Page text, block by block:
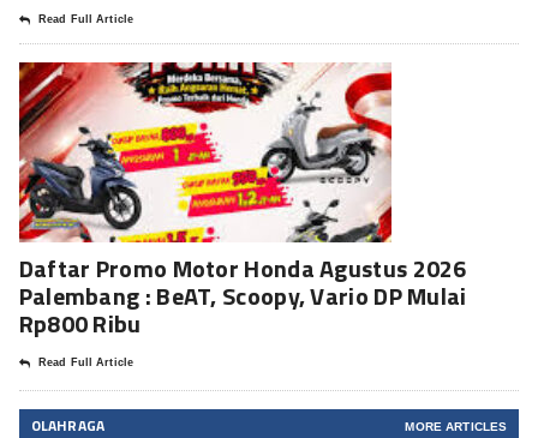
Read Full Article
Daftar Promo Motor Honda Agustus 2026
Palembang : BeAT, Scoopy, Vario DP Mulai
Rp800 Ribu
Read Full Article
OLAHRAGA MORE ARTICLES